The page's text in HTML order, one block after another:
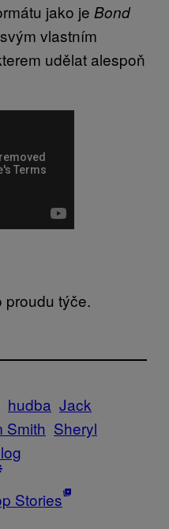
jako je Bond
vlastním
udělat alespoň
proudu týče.
hudba Jack
Smith Sheryl
Stories